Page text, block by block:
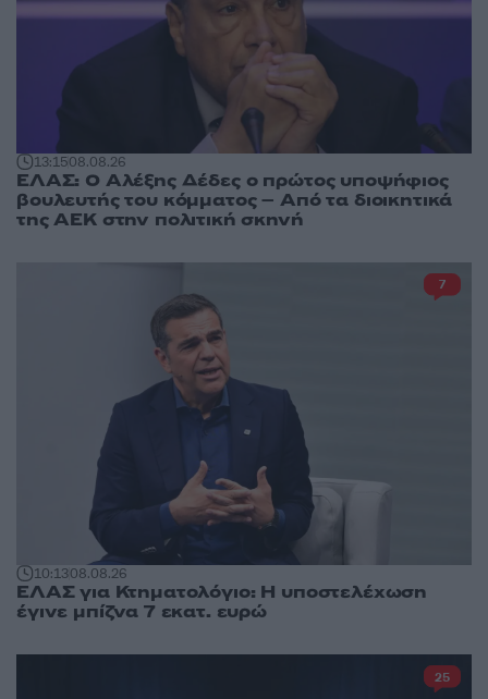
13:1508.08.26
ΕΛΑΣ: Ο Αλέξης Δέδες ο πρώτος υποψήφιος
βουλευτής του κόμματος – Από τα διοικητικά
της ΑΕΚ στην πολιτική σκηνή
10:1308.08.26
ΕΛΑΣ για Κτηματολόγιο: Η υποστελέχωση
έγινε μπίζνα 7 εκατ. ευρώ
7
25